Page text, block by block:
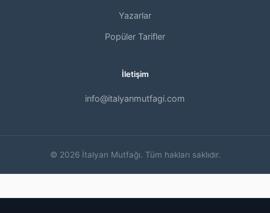
Yazarlar
Popüler Tarifler
İletişim
info@italyanmutfagi.com
© 2026 İtalyan Mutfağı. Tüm hakları saklıdır.